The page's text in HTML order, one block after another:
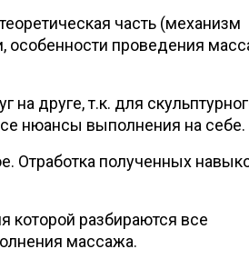
часть (механизм
особенности проведения
на друге, т.к. для
нюансы выполнения на себе.
Отработка полученных
которой разбираются все
массажа.